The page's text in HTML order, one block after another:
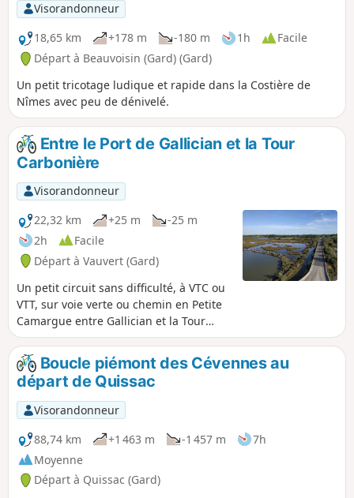
Visorandonneur
18,65 km
+178 m -180 m 1h
Facile
Départ à Beauvoisin (Gard) (Gard)
Un petit tricotage ludique et rapide dans la Costière de
Nîmes avec peu de dénivelé.
Entre le Port de Gallician et la Tour
Carbonière
Visorandonneur
22,32 km
+25 m
-25 m
2h
Facile
Départ à Vauvert (Gard)
Un petit circuit sans difficulté, à VTC ou
VTT, sur voie verte ou chemin en Petite
Camargue entre Gallician et la Tour
Carbonière. Vous découvrirez les jolis
paysages de cette zone humide et
rencontrerez de nombreux oiseaux, des
chevaux, des taureaux de Camargue et
éventuellement quelques flamants
roses aux alentours de la Tour
Carbonière.
Boucle piémont des Cévennes au
départ de Quissac
Visorandonneur
88,74 km
+1 463 m -1 457 m
7h
Moyenne
Départ à Quissac (Gard)